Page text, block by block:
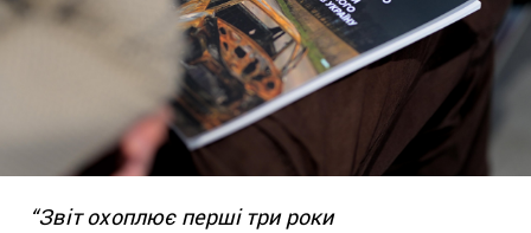
“Звіт охоплює перші три роки